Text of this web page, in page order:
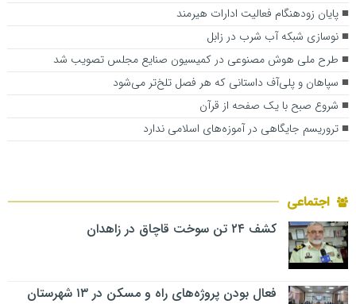
پایان زودهنگام فعالیت ادارات هیرمند
نوسازی شبکه آب شرب در زابل
طرح ملی هوش مصنوعی در کمیسیون صنایع مجلس تصویب شد
سپاهان و پلی‌آف داستانی که هر فصل تلخ‌تر می‌شود
شروع صبح با یک صفحه از قرآن
تروریسم جایگاهی در آموزه‌های اسلامی ندارد
اجتماعی
کشف ۲۴ تن سوخت قاچاق در زاهدان
فعال بودن پروژه‌های راه و مسکن در ۱۳ شهرستان